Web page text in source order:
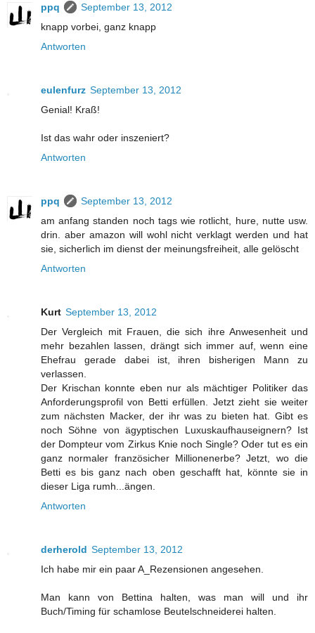
ppq
September 13, 2012
knapp vorbei, ganz knapp
Antworten
eulenfurz September 13, 2012
Genial! Kraß!
Ist das wahr oder inszeniert?
Antworten
ppq
September 13, 2012
am anfang standen noch tags wie rotlicht, hure, nutte usw.
drin. aber amazon will wohl nicht verklagt werden und hat
sie, sicherlich im dienst der meinungsfreiheit, alle gelöscht
Antworten
Kurt September 13, 2012
Der Vergleich mit Frauen, die sich ihre Anwesenheit und
mehr bezahlen lassen, drängt sich immer auf, wenn eine
Ehefrau gerade dabei ist, ihren bisherigen Mann zu
verlassen.
Der Krischan konnte eben nur als mächtiger Politiker das
Anforderungsprofil von Betti erfüllen. Jetzt zieht sie weiter
zum nächsten Macker, der ihr was zu bieten hat. Gibt es
noch Söhne von ägyptischen Luxuskaufhauseignern? Ist
der Dompteur vom Zirkus Knie noch Single? Oder tut es ein
ganz normaler französicher Millionenerbe? Jetzt, wo die
Betti es bis ganz nach oben geschafft hat, könnte sie in
dieser Liga rumh...ängen.
Antworten
derherold September 13, 2012
Ich habe mir ein paar A_Rezensionen angesehen.
Man kann von Bettina halten, was man will und ihr
Buch/Timing für schamlose Beutelschneiderei halten.